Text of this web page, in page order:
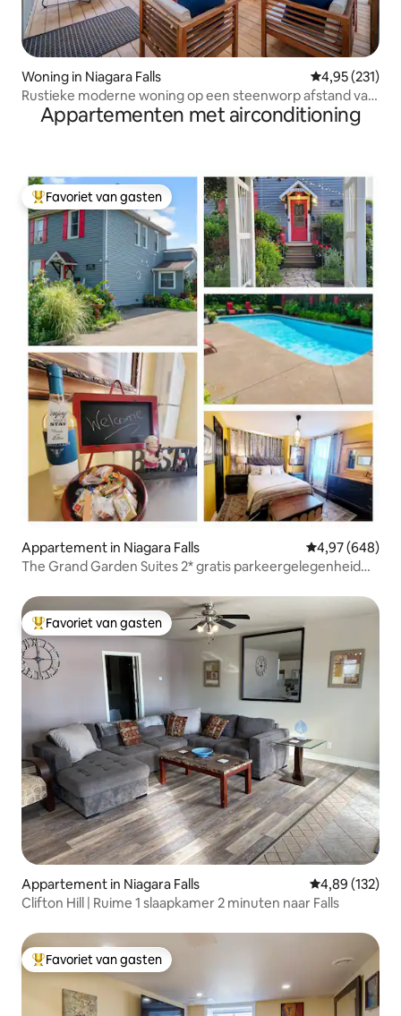
Woning in Niagara Falls Gemiddelde
4,95 (231)
Rustieke moderne woning op een steenworp afstand van
Niagara Falls & NOTL
Appartementen met airconditioning
Topfavoriet van gasten
Favoriet van gasten
Appartement in Niagara Falls Gemiddelde
4,97 (648)
The Grand Garden Suites 2* gratis parkeergelegenheid
Topfavoriet van gasten
Favoriet van gasten
Appartement in Niagara Falls Gemiddelde
4,89 (132)
Clifton Hill | Ruime 1 slaapkamer 2 minuten naar Falls
Topfavoriet van gasten
Favoriet van gasten